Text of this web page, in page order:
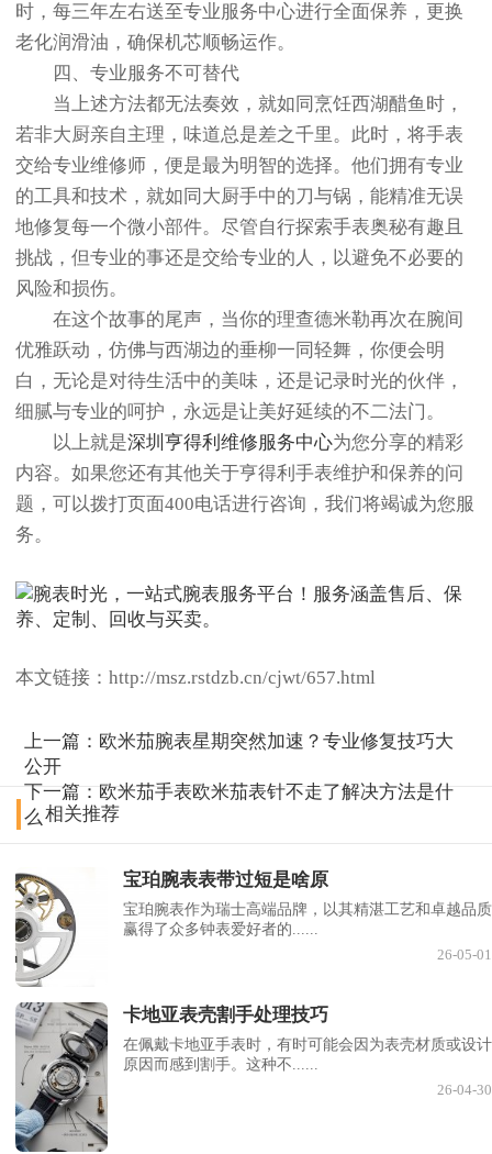
时，每三年左右送至专业服务中心进行全面保养，更换
老化润滑油，确保机芯顺畅运作。
四、专业服务不可替代
当上述方法都无法奏效，就如同烹饪西湖醋鱼时，
若非大厨亲自主理，味道总是差之千里。此时，将手表
交给专业维修师，便是最为明智的选择。他们拥有专业
的工具和技术，就如同大厨手中的刀与锅，能精准无误
地修复每一个微小部件。尽管自行探索手表奥秘有趣且
挑战，但专业的事还是交给专业的人，以避免不必要的
风险和损伤。
在这个故事的尾声，当你的理查德米勒再次在腕间
优雅跃动，仿佛与西湖边的垂柳一同轻舞，你便会明
白，无论是对待生活中的美味，还是记录时光的伙伴，
细腻与专业的呵护，永远是让美好延续的不二法门。
以上就是深圳亨得利维修服务中心为您分享的精彩
内容。如果您还有其他关于亨得利手表维护和保养的问
题，可以拨打页面400电话进行咨询，我们将竭诚为您服
务。
本文链接：http://msz.rstdzb.cn/cjwt/657.html
上一篇： 欧米茄腕表星期突然加速？专业修复技巧大
公开
下一篇： 欧米茄手表欧米茄表针不走了解决方法是什
么 相关推荐
宝珀腕表表带过短是啥原
宝珀腕表作为瑞士高端品牌，以其精湛工艺和卓越品质
赢得了众多钟表爱好者的......
26-05-01
卡地亚表壳割手处理技巧
在佩戴卡地亚手表时，有时可能会因为表壳材质或设计
原因而感到割手。这种不......
26-04-30